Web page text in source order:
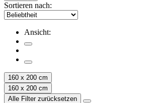
Sortieren nach:
Ansicht:
160 x 200 cm
160 x 200 cm
Alle Filter zurücksetzen